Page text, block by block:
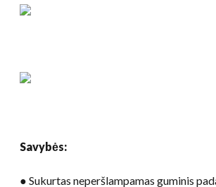
Savybės:
● Sukurtas neperšlampamas guminis